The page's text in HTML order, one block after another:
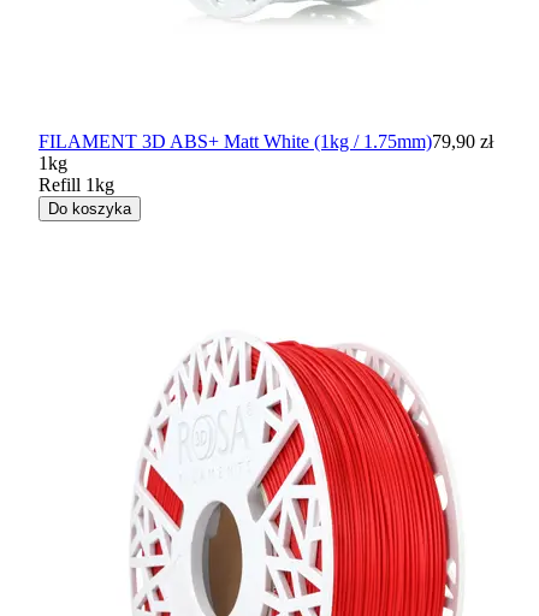
FILAMENT 3D ABS+ Matt White (1kg / 1.75mm)79,90 zł
1kg
Refill 1kg
Do koszyka